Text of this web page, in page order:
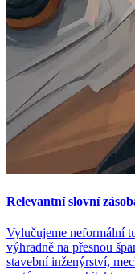
Relevantní slovní
Vylučujeme neformální
výhradně na přesnou
stavební inženýrství,